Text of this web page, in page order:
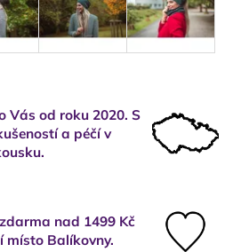
Vás od roku 2020. S
a péčí v
nad 1499 Kč
místo Balíkovny.